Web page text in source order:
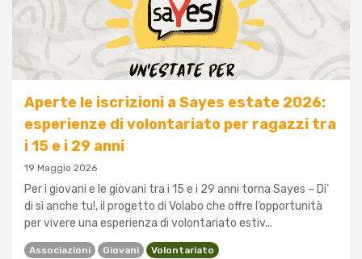
Aperte le iscrizioni a Sayes estate 2026:
esperienze di volontariato per ragazzi tra
i 15 e i 29 anni
19 Maggio 2026
Per i giovani e le giovani tra i 15 e i 29 anni torna Sayes – Di’
di sì anche tu!, il progetto di Volabo che offre l’opportunità
per vivere una esperienza di volontariato estiv...
Associazioni Giovani Volontariato